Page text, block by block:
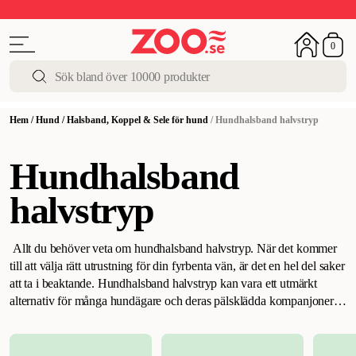
0
Hem /Hund /Halsband, Koppel & Sele för hund /Hundhalsband halvstryp
Hundhalsband
halvstryp
Allt du behöver veta om hundhalsband halvstryp.När det kommer
till att välja rätt utrustning för din fyrbenta vän, är det en hel del saker
att ta i beaktande. Hundhalsband halvstryp kan vara ett utmärkt
alternativ för många hundägare och deras pälsklädda kompanjoner.
introduktion.Hundhalsband i halvstrypmodell, även känt som semi-